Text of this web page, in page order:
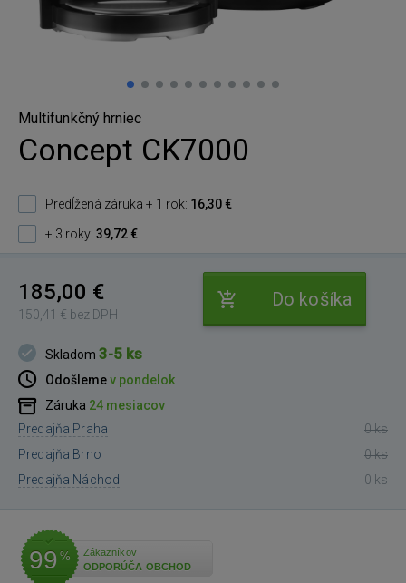
Multifunkčný hrniec
Concept CK7000
Predĺžená záruka + 1 rok: 16,30 €
+ 3 roky: 39,72 €
185,00 €
150,41 € bez DPH
Do košíka
Skladom3-5 ks
Odošlemev pondelok
Záruka 24 mesiacov
Predajňa Praha
0 ks
Predajňa Brno
0 ks
Predajňa Náchod
0 ks
99 %
Zákazníkov
ODPORÚČA OBCHOD